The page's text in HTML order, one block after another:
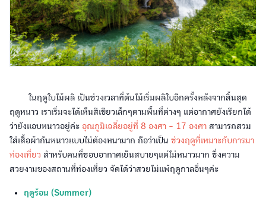
ในฤดูใบไม้ผลิ เป็นช่วงเวลาที่ต้นไม้เริ่มผลิใบอีกครั้งหลังจากสิ้นสุด
ฤดูหนาว เราเริ่มจะได้เห็นสีเขียวเล็กๆตามพื้นที่ต่างๆ แต่อากาศยังเรียกได้
ว่ายังแอบหนาวอยู่ค่ะ อุณภูมิเฉลี่ยอยู่ที่ 8 องศา - 17 องศา สามารถสวม
ใส่เสื้อผ้ากันหนาวแบบไม่ต้องหนามาก ถือว่าเป็น ช่วงฤดูที่เหมาะกับการมา
ท่องเที่ยว สำหรับคนที่ชอบอากาศเย็นสบายๆแต่ไม่หนาวมาก ซึ่งความ
สวยงามของสถานที่ท่องเที่ยว จัดได้ว่าสวยไม่แพ้ฤดูกาลอื่นๆค่ะ
ฤดูร้อน (Summer)